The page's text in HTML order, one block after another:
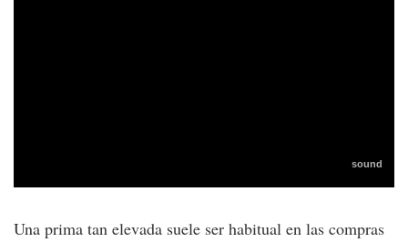
Una prima tan elevada suele ser habitual en las compras